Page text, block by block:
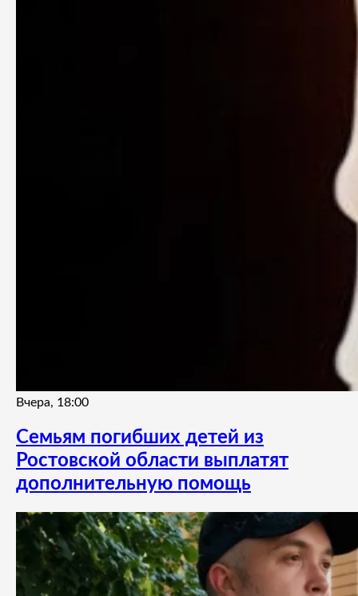
Вчера, 18:00
Семьям погибших детей из
Ростовской области выплатят
дополнительную помощь